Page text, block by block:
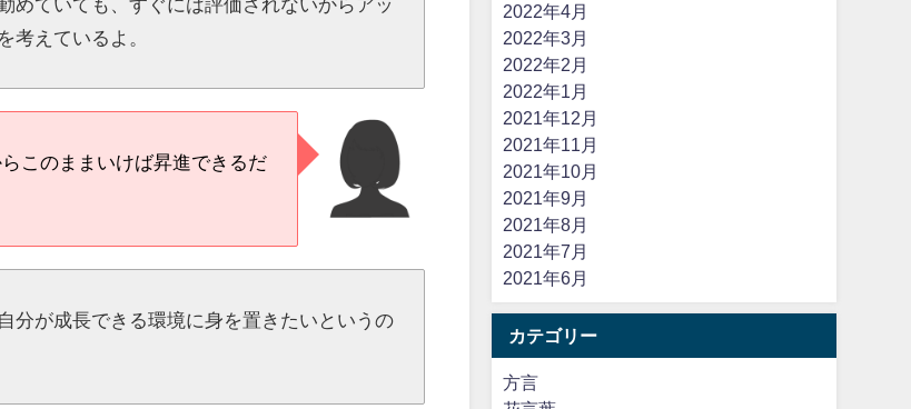
考えているよ。
このままいけば昇進できるだ
分が成長できる環境に身を置きたいというの
2022年4月
2022年3月
2022年2月
2022年1月
2021年12月
2021年11月
2021年10月
2021年9月
2021年8月
2021年7月
2021年6月
カテゴリー
方言